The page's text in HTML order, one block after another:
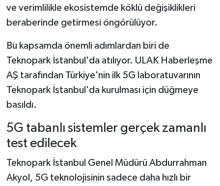
ve verimlilikle ekosistemde köklü değişiklikleri
beraberinde getirmesi öngörülüyor.
Bu kapsamda önemli adımlardan biri de
Teknopark İstanbul'da atılıyor. ULAK Haberleşme
AŞ tarafından Türkiye'nin ilk 5G laboratuvarının
Teknopark İstanbul'da kurulması için düğmeye
basıldı.
5G tabanlı sistemler gerçek zamanlı
test edilecek
Teknopark İstanbul Genel Müdürü Abdurrahman
Akyol, 5G teknolojisinin sadece daha hızlı bir